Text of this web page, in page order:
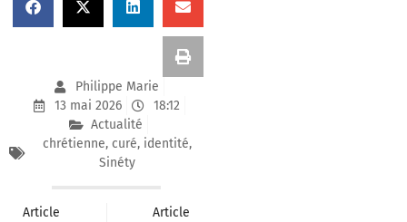
Philippe Marie
13 mai 2026
18:12
Actualité
chrétienne, curé, identité,
Sinéty
Article
Article